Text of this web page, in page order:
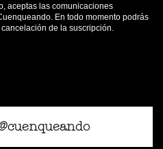
aceptas las comunicaciones
En todo momento podrás
de la suscripción.